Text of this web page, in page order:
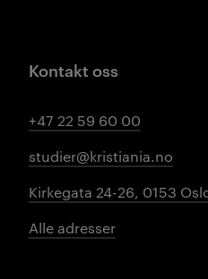
Kontakt oss
+47 22 59 60 00
studier@kristiania.no
Kirkegata 24-26, 0153
Alle adresser